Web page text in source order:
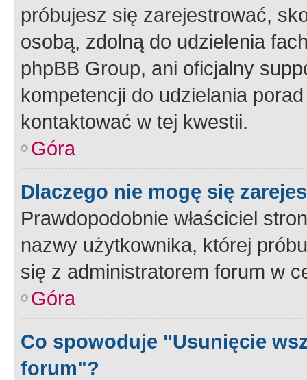
próbujesz się zarejestrować,
osobą, zdolną do udzielenia
phpBB Group, ani oficjalny
kompetencji do udzielania
kontaktować w tej kwestii.
Góra
Dlaczego nie mogę się
Prawdopodobnie właściciel
nazwy użytkownika, której
się z administratorem forum w
Góra
Co spowoduje "Usunięcie
forum"?